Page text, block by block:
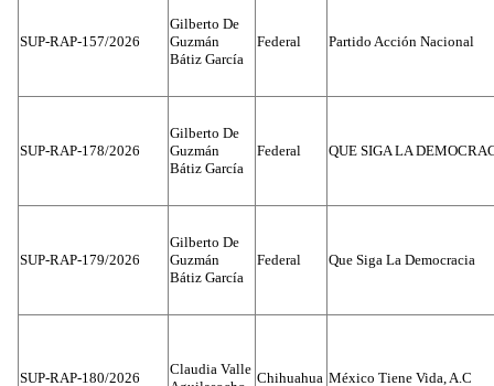
SUP-RAP-157/2026
Gilberto De
Guzmán
Bátiz García
Federal Partido Acción Nacional
SUP-RAP-178/2026
Gilberto De
Guzmán
Bátiz García
Federal QUE SIGA LA
SUP-RAP-179/2026
Gilberto De
Guzmán
Bátiz García
Federal Que Siga La Democracia
SUP-RAP-180/2026
Claudia Valle
Chihuahua México Tiene Vida, A.C